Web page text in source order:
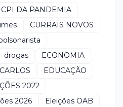
CPI DA PANDEMIA
CURRAIS NOVOS
drogas
ECONOMIA
EDUCAÇÃO
2022
2026
Eleições OAB